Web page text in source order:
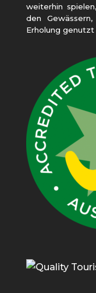
weiterhin
den
Erholung